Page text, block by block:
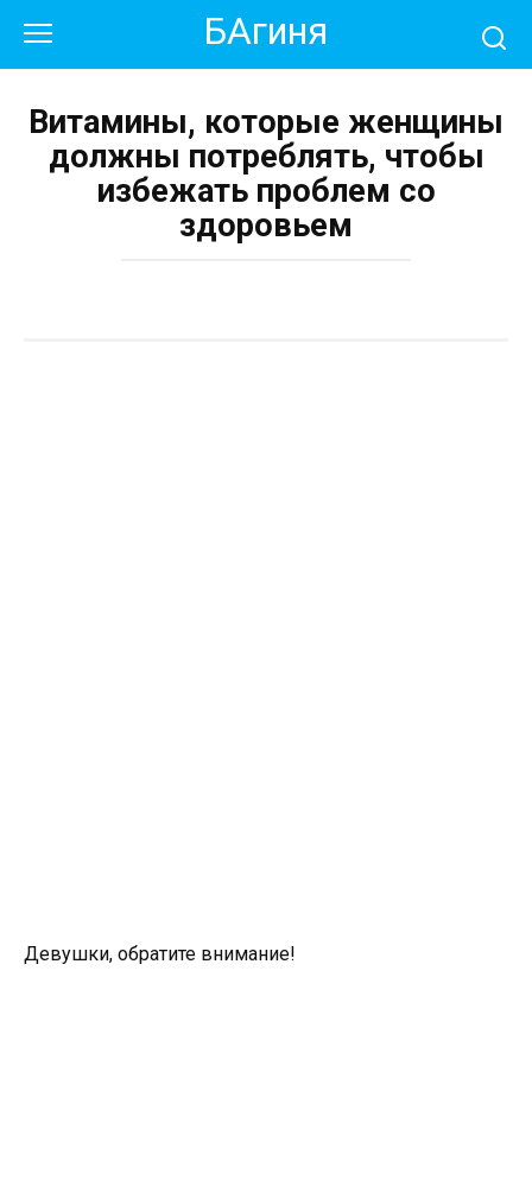
контенту
БАгиня
Витамины, которые женщины
должны потреблять, чтобы
избежать проблем со
здоровьем
Девушки, обратите внимание!